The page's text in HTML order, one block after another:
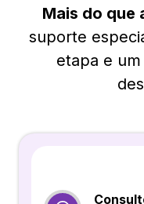
Mais do que
suporte
etapa e